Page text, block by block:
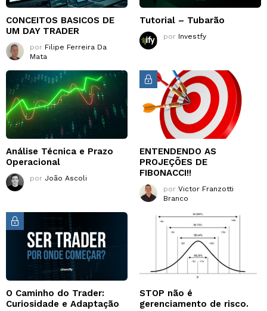
CONCEITOS BASICOS DE
UM DAY TRADER
por Filipe Ferreira Da
Mata
Tutorial – Tubarão
por Investfy
Análise Técnica e Prazo
Operacional
por João Ascoli
ENTENDENDO AS
PROJEÇÕES DE
FIBONACCI!!
por Victor Franzotti
Branco
O Caminho do Trader:
Curiosidade e Adaptação
STOP não é
gerenciamento de risco.